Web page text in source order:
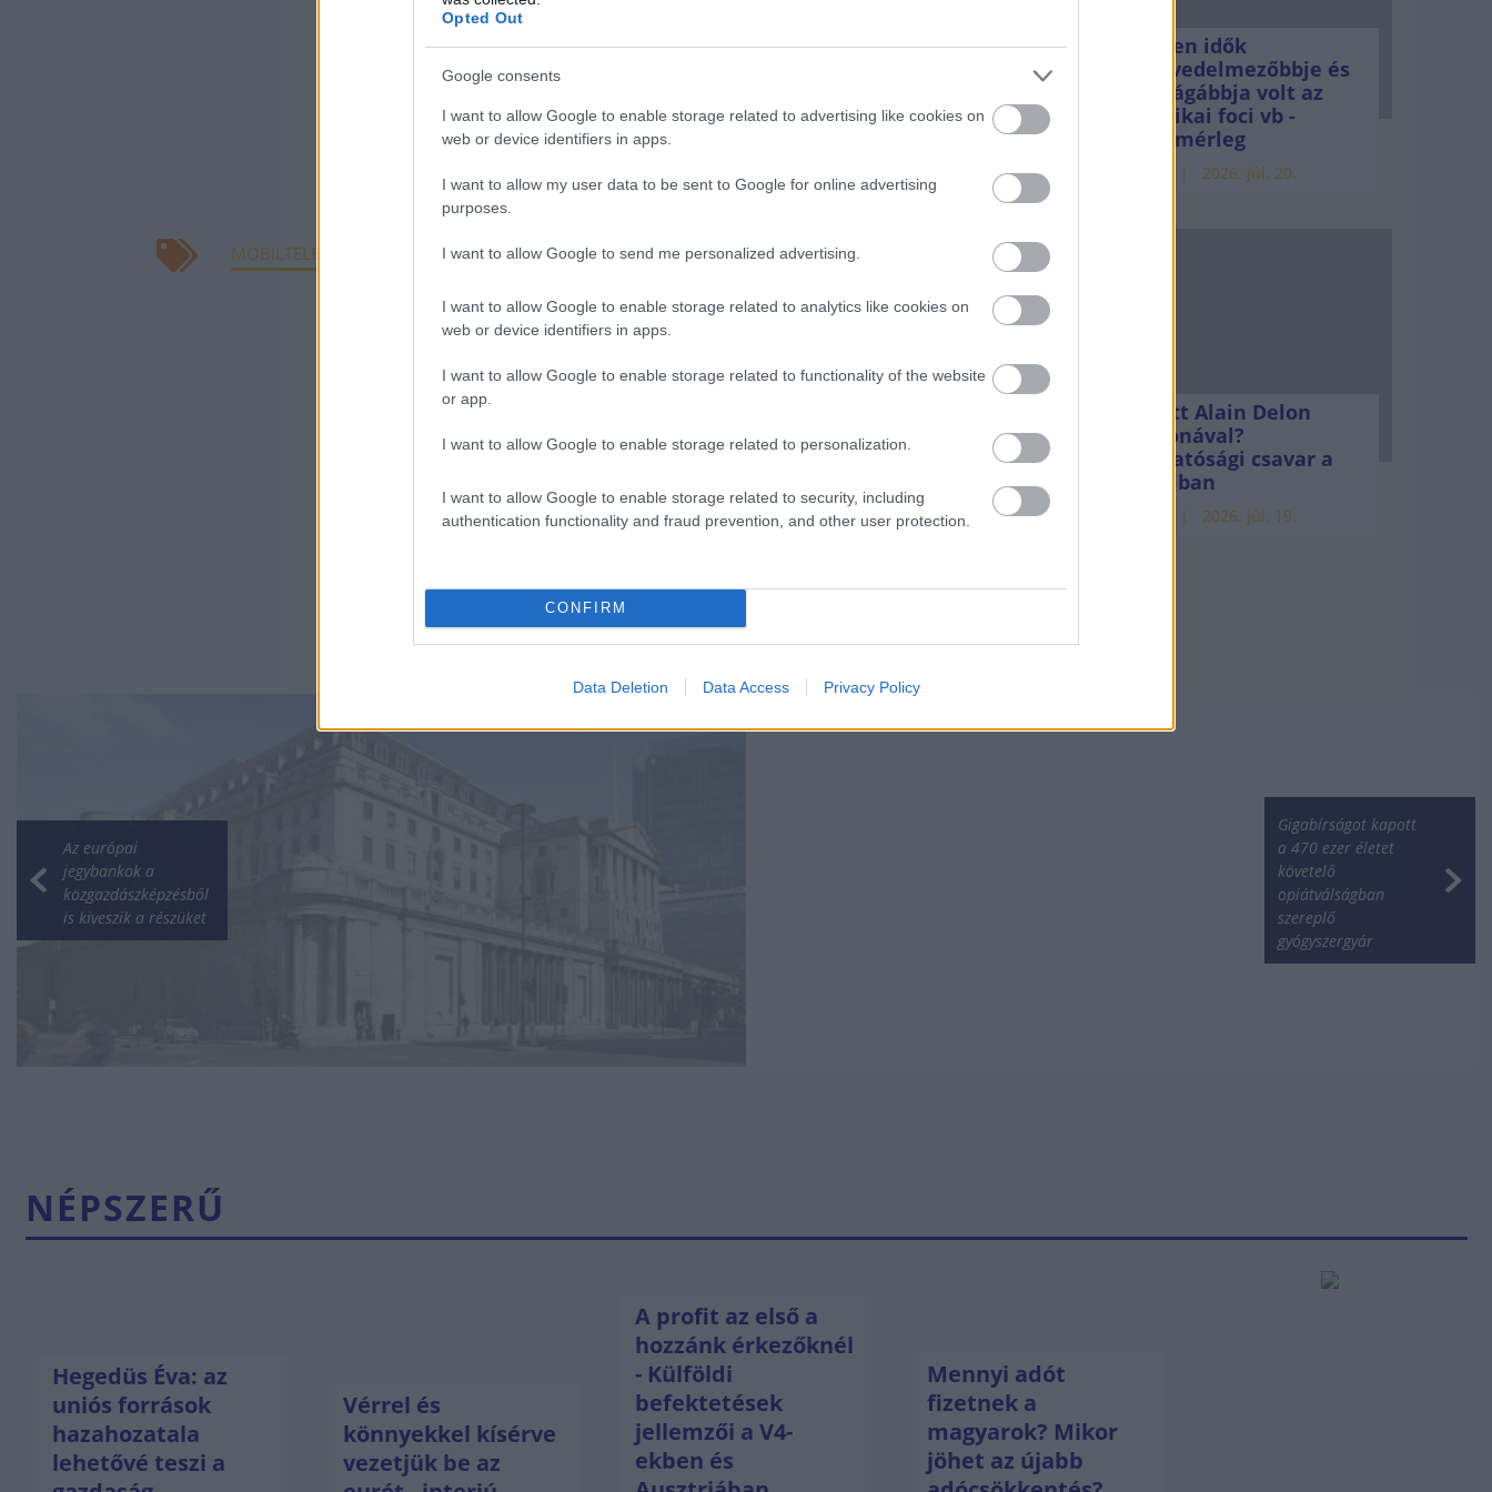
Opted Out
Google consents
I want to allow Google to enable storage related to advertising like cookies on
web or device identifiers in apps.
I want to allow my user data to be sent to Google for online advertising
purposes.
I want to allow Google to send me personalized advertising.
I want to allow Google to enable storage related to analytics like cookies on
web or device identifiers in apps.
I want to allow Google to enable storage related to functionality of the website
or app.
I want to allow Google to enable storage related to personalization.
I want to allow Google to enable storage related to security, including
authentication functionality and fraud prevention, and other user protection.
CONFIRM
Data Deletion Data Access Privacy Policy
reprezentatív módon - 1121 ember megkérdezésével végezték -
közleményében.
MOBILTELEFON
Minden idők
legjövedelmezőbbje és
legdrágábbja volt az
amerikai foci vb -
gyorsmérleg
2026. júl. 20.
Mi lett Alain Delon
vagyonával?
Adóhatósági csavar a
sztoriban
2026. júl. 19.
Az európai
jegybankok a
közgazdászképzésből
is kiveszik a részüket
Gigabírságot kapott
a 470 ezer életet
követelő
opiátválságban
szereplő
gyógyszergyár
NÉPSZERŰ
Hegedüs Éva: az
uniós források
hazahozatala
lehetővé teszi a
Vérrel és
könnyekkel kísérve
vezetjük be az
A profit az első a
hozzánk érkezőknél
- Külföldi
befektetések
jellemzői a V4-
ekben és
Mennyi adót
fizetnek a
magyarok? Mikor
jöhet az újabb